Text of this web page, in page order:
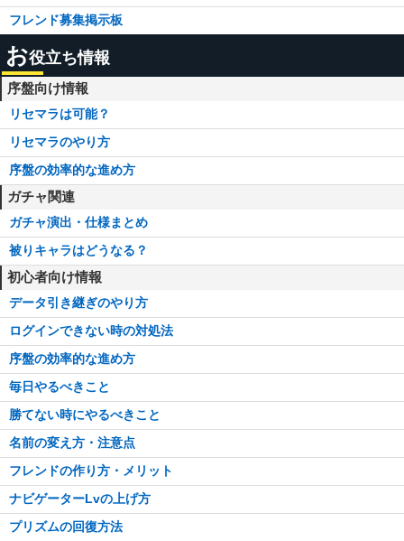
フレンド募集掲示板
お役立ち情報
序盤向け情報
リセマラは可能？
リセマラのやり方
序盤の効率的な進め方
ガチャ関連
ガチャ演出・仕様まとめ
被りキャラはどうなる？
初心者向け情報
データ引き継ぎのやり方
ログインできない時の対処法
序盤の効率的な進め方
毎日やるべきこと
勝てない時にやるべきこと
名前の変え方・注意点
フレンドの作り方・メリット
ナビゲーターLvの上げ方
プリズムの回復方法